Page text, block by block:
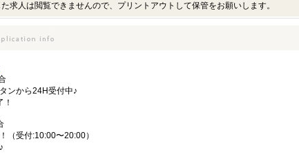
求人は閲覧できませんので、プリントアウトして保管をお願いします。
ンから24H受付中♪
（受付:10:00〜20:00）